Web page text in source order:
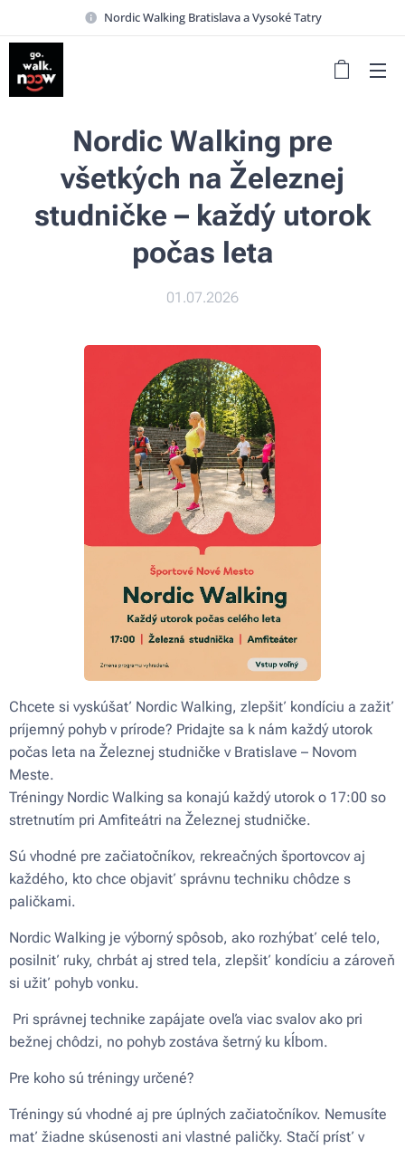
Nordic Walking Bratislava a Vysoké Tatry
Nordic Walking pre
všetkých na Železnej
studničke – každý utorok
počas leta
01.07.2026
Chcete si vyskúšať Nordic Walking, zlepšiť kondíciu a zažiť
príjemný pohyb v prírode? Pridajte sa k nám každý utorok
počas leta na Železnej studničke v Bratislave – Novom
Meste.
Tréningy Nordic Walking sa konajú každý utorok o 17:00 so
stretnutím pri Amfiteátri na Železnej studničke.
Sú vhodné pre začiatočníkov, rekreačných športovcov aj
každého, kto chce objaviť správnu techniku chôdze s
paličkami.
Nordic Walking je výborný spôsob, ako rozhýbať celé telo,
posilniť ruky, chrbát aj stred tela, zlepšiť kondíciu a zároveň
si užiť pohyb vonku.
Pri správnej technike zapájate oveľa viac svalov ako pri
bežnej chôdzi, no pohyb zostáva šetrný ku kĺbom.
Pre koho sú tréningy určené?
Tréningy sú vhodné aj pre úplných začiatočníkov. Nemusíte
mať žiadne skúsenosti ani vlastné paličky. Stačí prísť v